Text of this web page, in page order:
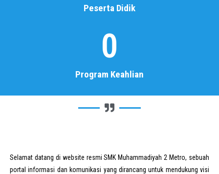
Peserta Didik
Program Keahlian
0
Selamat datang di website resmi SMK Muhammadiyah 2 Metro, sebuah
portal informasi dan komunikasi yang dirancang untuk mendukung visi